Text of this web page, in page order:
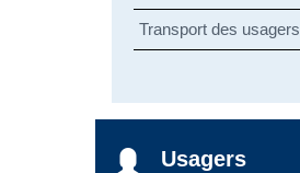
Transport des usagers
Usagers